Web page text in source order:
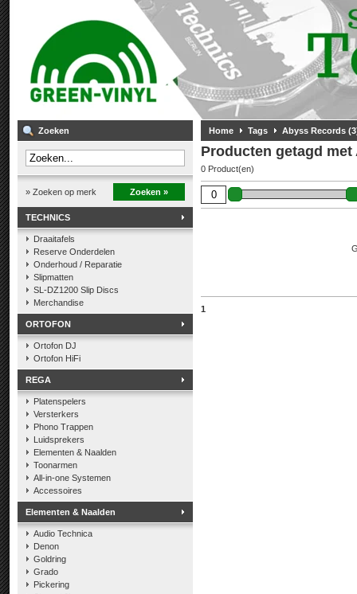
Zoeken
» Zoeken op merk Zoeken »
TECHNICS
Draaitafels
Reserve Onderdelen
Onderhoud / Reparatie
Slipmatten
SL-DZ1200 Slip Discs
Merchandise
ORTOFON
Ortofon DJ
Ortofon HiFi
REGA
Platenspelers
Versterkers
Phono Trappen
Luidsprekers
Elementen & Naalden
Toonarmen
All-in-one Systemen
Accessoires
Elementen & Naalden
Audio Technica
Denon
Goldring
Grado
Pickering
Home Tags Abyss Records
Producten getagd
0 Product(en)
1